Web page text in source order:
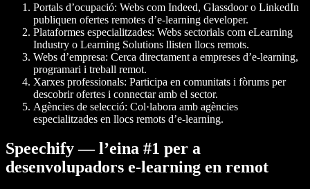
Portals d’ocupació: Webs com Indeed, Glassdoor o LinkedIn
publiquen ofertes remotes d’e-learning developer.
Plataformes especialitzades: Webs sectorials com eLearning
Industry o Learning Solutions llisten llocs remots.
Webs d’empresa: Cerca directament a empreses d’e-learning,
programari i treball remot.
Xarxes professionals: Participa en comunitats i fòrums per
descobrir ofertes i connectar amb el sector.
Agències de selecció: Col·labora amb agències
especialitzades en llocs remots d’e-learning.
Speechify — l’eina #1 per a
desenvolupadors e-learning en remot